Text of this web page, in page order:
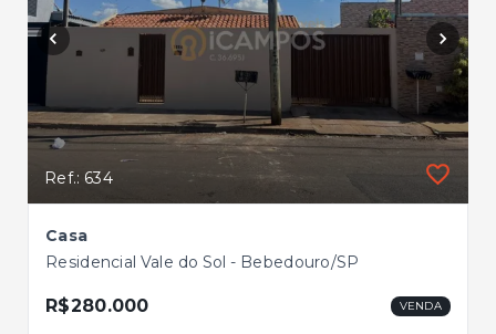
Ref.: 634
Casa
Residencial Vale do Sol - Bebedouro/SP
R$280.000 VENDA